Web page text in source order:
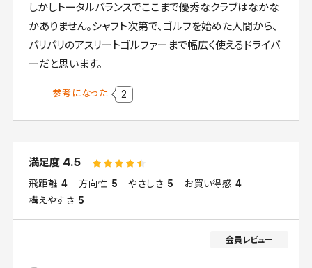
しかしトータルバランスでここまで優秀なクラブはなかな
かありません。シャフト次第で、ゴルフを始めた人間から、
バリバリのアスリートゴルファーまで幅広く使えるドライバ
ーだと思います。
参考になった 2
満足度 4.5
飛距離 4 方向性 5 やさしさ 5 お買い得感 4
構えやすさ 5